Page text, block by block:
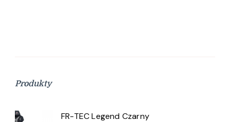
Produkty
FR-TEC Legend Czarny